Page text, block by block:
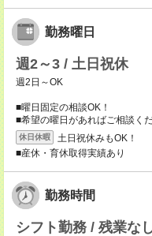
勤務曜日
週2～3 / 土日祝休
週2日～OK
■曜日固定の相談OK！
■希望の曜日があればご相談く
休日休暇
土日祝休みもOK！
■産休・育休取得実績あり
勤務時間
シフト勤務 / 残業な